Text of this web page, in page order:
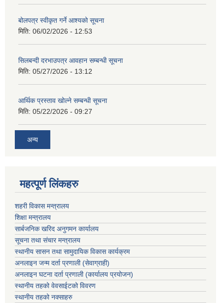
बोलपत्र स्वीकृत गर्ने आश्यको सूचना
मिति: 06/02/2026 - 12:53
सिलबन्दी दरभाउपत्र आवहान सम्बन्धी सूचना
मिति: 05/27/2026 - 13:12
आर्थिक प्रस्ताव खोल्ने सम्बन्धी सूचना
मिति: 05/22/2026 - 09:27
अन्य
महत्पूर्ण लिंकहरु
शहरी विकास मन्त्रालय
शिक्षा मन्त्रालय
सार्बजनिक खरिद अनुगमन कार्यालय
सूचना तथा संचार मन्त्रालय
स्थानीय सासन तथा सामुदायिक विकास कार्यक्रम
अनलाइन जन्म दर्ता प्रणाली (सेवाग्राही)
अनलाइन घटना दर्ता प्रणाली (कार्यालय प्रयोजन)
स्थानीय तहको वेवसाईटको विवरण
स्थानीय तहको नक्साहरु